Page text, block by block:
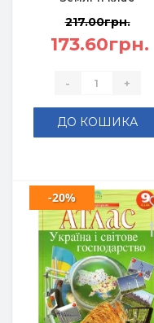
217.00грн.
173.60грн.
- +
ДО КОШИКА
-20%